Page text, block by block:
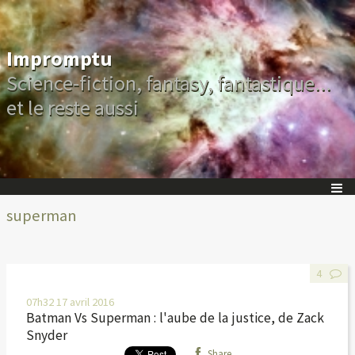
Impromptu
Science-fiction, fantasy, fantastique...
et le reste aussi
superman
07h3217 avril 2016
Batman Vs Superman : l'aube de la justice, de Zack
Snyder
4